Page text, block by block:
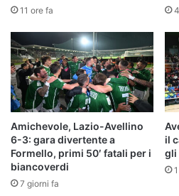
11 ore fa
Amichevole, Lazio-Avellino
6-3: gara divertente a
Formello, primi 50′ fatali per i
biancoverdi
7 giorni fa
il
gli